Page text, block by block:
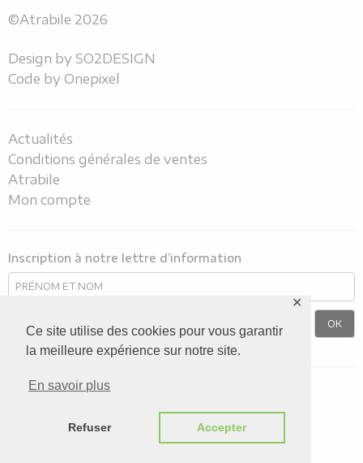
Ce site utilise des cookies pour vous garantir
la meilleure expérience sur notre site.
En savoir plus
Refuser Accepter
✕
©Atrabile 2026
Design by SO2DESIGN
Code by Onepixel
Actualités
Conditions générales de ventes
Atrabile
Mon compte
Inscription à notre lettre d’information
Nous suivre sur